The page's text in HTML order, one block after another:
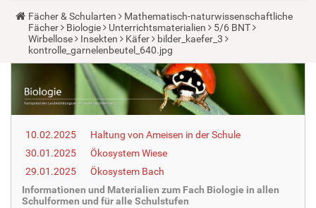
Y
o
u
a
r
e
r
e
Fächer & Schularten
Mathematisch-naturwissenschaftliche
Fächer
Biologie Unterrichtsmaterialien
5/6 BNT
Wirbellose
Insekten Käfer
bilder_kaefer_3
kontrolle_garnelenbeutel_640.jpg
10.02.2025
Haltung von Ameisen in der Schule
30.01.2025
Ökosystem Wiese
29.01.2025
Ökosystem Bach
Informationen und Materialien zum Fach Biologie in allen
Schulformen und für alle Schulstufen